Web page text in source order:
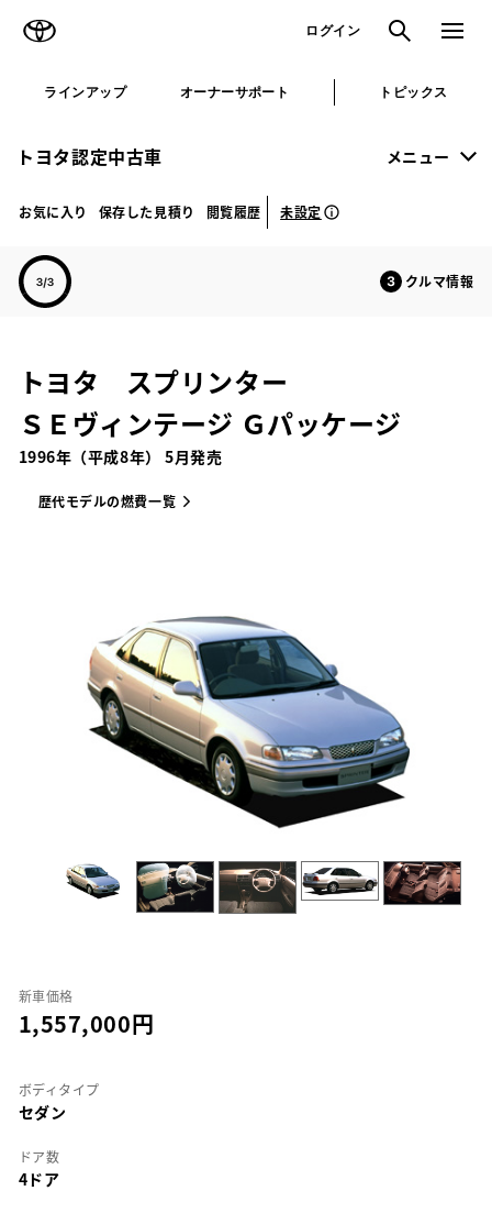
ログイン 検索 メニュ
ラインアップ オーナーサポート トピックス
トヨタ認定中古車 メニュー
お気に入り 保存した見積り 閲覧履歴 未設定
クルマ情報
トヨタ スプリンター
ＳＥヴィンテージ Ｇパッケージ
1996年（平成8年） 5月発売
歴代モデルの燃費一覧
新車価格
1,557,000
ボディタイプ
セダン
ドア数
4ドア